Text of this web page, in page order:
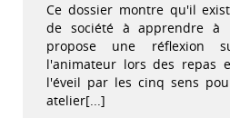
Ce dossier montre qu'il
de société à apprendre à
propose une réflexion
l'animateur lors des repas
l'éveil par les cinq sens
atelier[...]